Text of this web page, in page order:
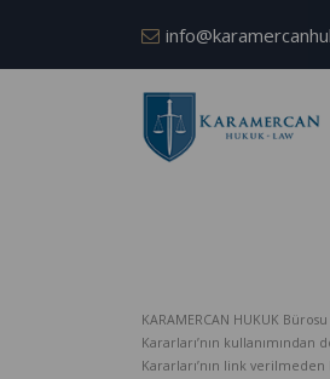
KARAMERCAN HUKUK
Kararları’nın
Kararları’nın link verilmeden